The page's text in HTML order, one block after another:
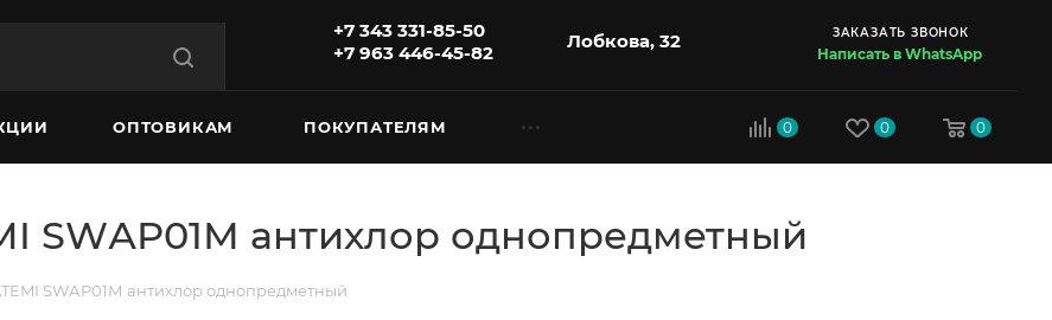
+7 343 331-85-50
+7 963 446-45-82
Лобкова, 32 ЗАКАЗАТЬ ЗВОНОК
Написать в WhatsApp
0 0 0
ОПТОВИКАМ ПОКУПАТЕЛЯМ
SWАР01М антихлор однопредметный
SWАР01М антихлор однопредметный